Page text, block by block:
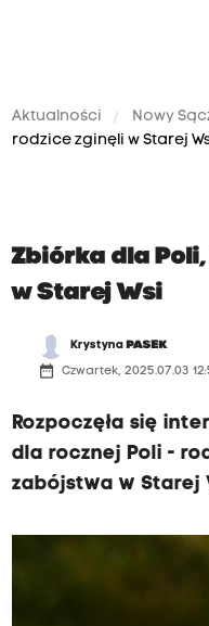
Aktualności Nowy
rodzice zginęli w Starej
Zbiórka dla
w Starej Wsi
Krystyna PASEK
date_range Czwartek, 2025.07.03
Rozpoczęła się
dla rocznej Poli -
zabójstwa w Starej